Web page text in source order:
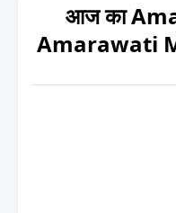
आज का
Amarawati